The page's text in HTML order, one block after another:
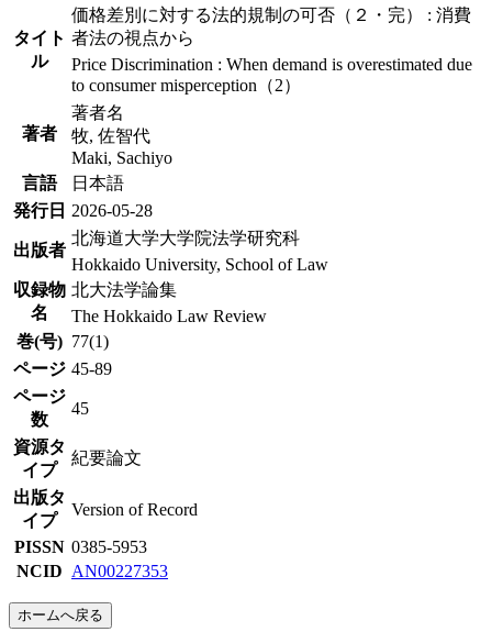
タイト
ル
価格差別に対する法的規制の可否（２・完） : 消費
者法の視点から
Price Discrimination : When demand is overestimated due
to consumer misperception（2）
著者
著者名
牧, 佐智代
Maki, Sachiyo
言語
日本語
発行日 2026-05-28
出版者
北海道大学大学院法学研究科
Hokkaido University, School of Law
収録物
名
北大法学論集
The Hokkaido Law Review
巻(号) 77(1)
ページ 45-89
ページ
数
45
資源タ
イプ
紀要論文
出版タ
イプ
Version of Record
PISSN 0385-5953
NCID AN00227353
ホームへ戻る